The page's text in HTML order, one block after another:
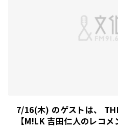
7/16(木) のゲストは、
【M!LK 吉田仁人のレコメ